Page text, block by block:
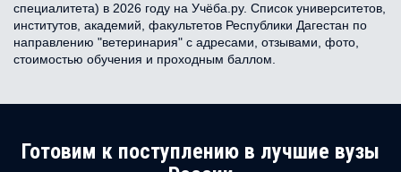
специалитета) в 2026 году на Учёба.ру. Список университетов,
институтов, академий, факультетов Республики Дагестан по
направлению "ветеринария" с адресами, отзывами, фото,
стоимостью обучения и проходным баллом.
Готовим к поступлению в лучшие вузы